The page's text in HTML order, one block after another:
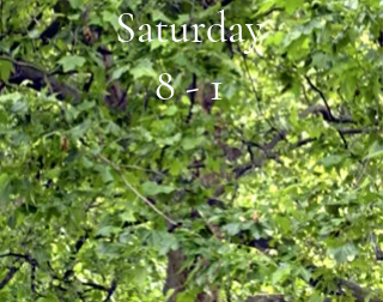
Saturday
8 - 1